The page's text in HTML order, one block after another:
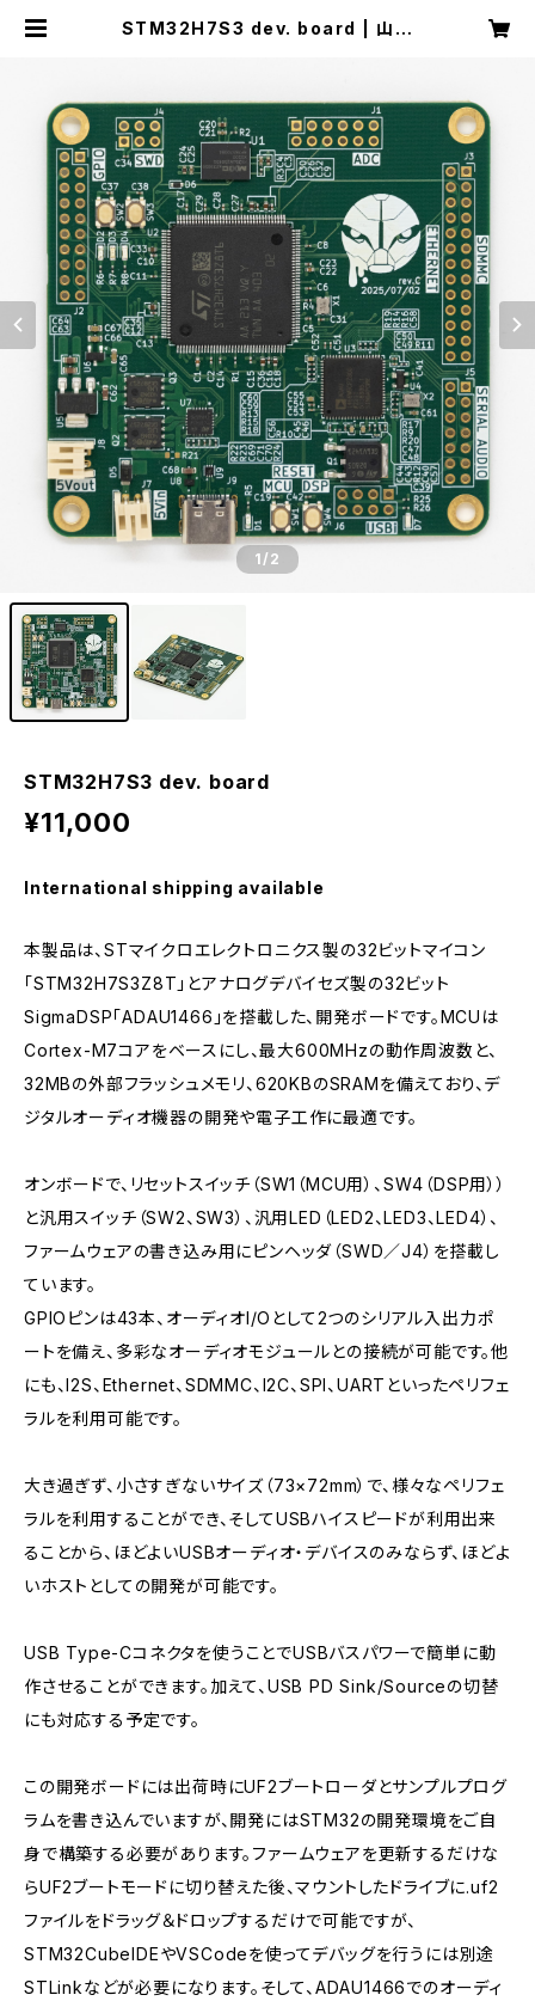
STM32H7S3 dev. board | 山本
1/2
STM32H7S3 dev. board
¥11,000
International shipping available
本製品は、STマイクロエレクトロニクス製の32ビットマイコン
「STM32H7S3Z8T」とアナログデバイセズ製の32ビット
SigmaDSP「ADAU1466」を搭載した、開発ボードです。MCUは
Cortex-M7コアをベースにし、最大600MHzの動作周波数と、
32MBの外部フラッシュメモリ、620KBのSRAMを備えており、デ
ジタルオーディオ機器の開発や電子工作に最適です。
オンボードで、リセットスイッチ（SW1（MCU用）、SW4（DSP用））
と汎用スイッチ（SW2、SW3）、汎用LED（LED2、LED3、LED4）、
ファームウェアの書き込み用にピンヘッダ（SWD／J4）を搭載し
ています。
GPIOピンは43本、オーディオI/Oとして2つのシリアル入出力ポ
ートを備え、多彩なオーディオモジュールとの接続が可能です。他
にも、I2S、Ethernet、SDMMC、I2C、SPI、UARTといったペリフェ
ラルを利用可能です。
大き過ぎず、小さすぎないサイズ（73×72mm）で、様々なペリフェ
ラルを利用することができ、そしてUSBハイスピードが利用出来
ることから、ほどよいUSBオーディオ・デバイスのみならず、ほどよ
いホストとしての開発が可能です。
USB Type-Cコネクタを使うことでUSBバスパワーで簡単に動
作させることができます。加えて、USB PD Sink/Sourceの切替
にも対応する予定です。
この開発ボードには出荷時にUF2ブートローダとサンプルプログ
ラムを書き込んでいますが、開発にはSTM32の開発環境をご自
身で構築する必要があります。ファームウェアを更新するだけな
らUF2ブートモードに切り替えた後、マウントしたドライブに.uf2
ファイルをドラッグ＆ドロップするだけで可能ですが、
STM32CubeIDEやVSCodeを使ってデバッグを行うには別途
STLinkなどが必要になります。そして、ADAU1466でのオーディ